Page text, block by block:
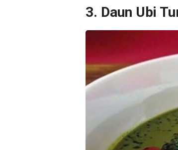
3. Daun Ubi